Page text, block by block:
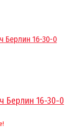
Берлин 16-30-0